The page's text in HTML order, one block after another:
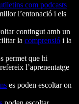
com podcasts
l’entonació i els
contingut amb un
la comprensió i la
permet que hi
l’aprenentatge
es poden escoltar on